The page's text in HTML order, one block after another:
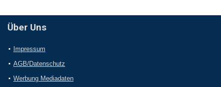
Über Uns
Impressum
AGB/Datenschutz
Werbung Mediadaten